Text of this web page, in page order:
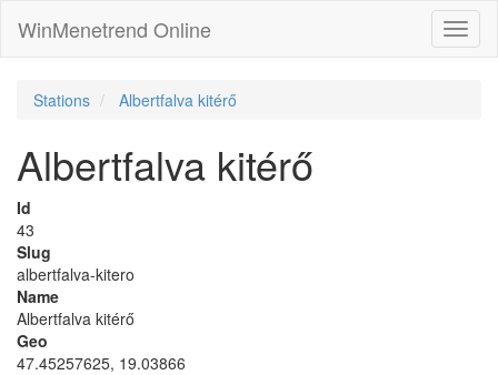
WinMenetrend Online
Stations Albertfalva kitérő
Albertfalva kitérő
Id
43
Slug
albertfalva-kitero
Name
Albertfalva kitérő
Geo
47.45257625, 19.03866